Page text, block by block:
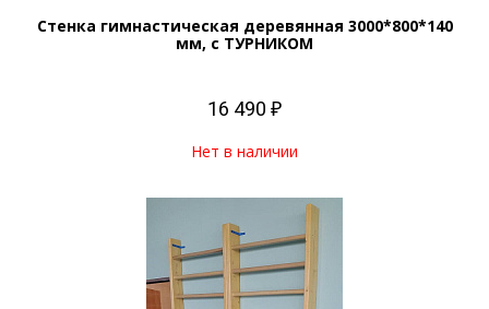
Стенка гимнастическая деревянная 3000*800*140
мм, с ТУРНИКОМ
16 490 ₽
Нет в наличии